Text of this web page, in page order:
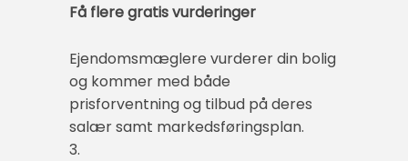
Få flere gratis vurderinger
Ejendomsmæglere vurderer din bolig
og kommer med både
prisforventning og tilbud på deres
salær samt markedsføringsplan.
3.